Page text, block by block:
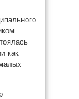
как